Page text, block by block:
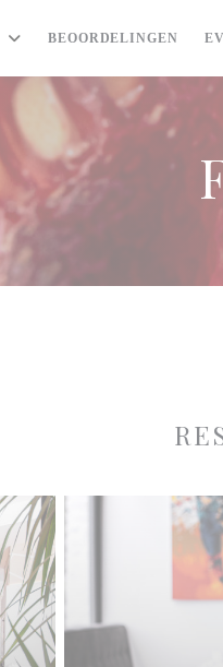
BEOORDELINGEN